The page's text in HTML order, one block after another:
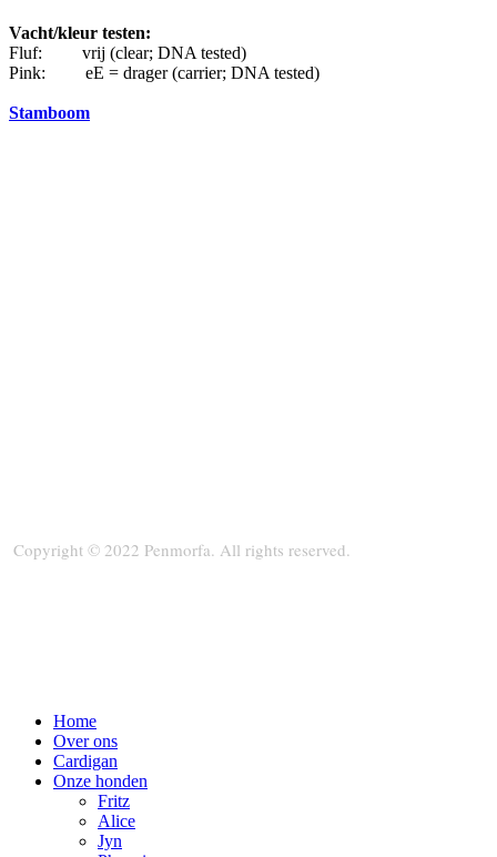
Vacht/kleur testen:
Fluf: vrij (clear; DNA tested)
Pink: eE = drager (carrier; DNA tested)
Stamboom
Copyright © 2022 Penmorfa. All rights reserved.
Home
Over ons
Cardigan
Onze honden
Fritz
Alice
Jyn